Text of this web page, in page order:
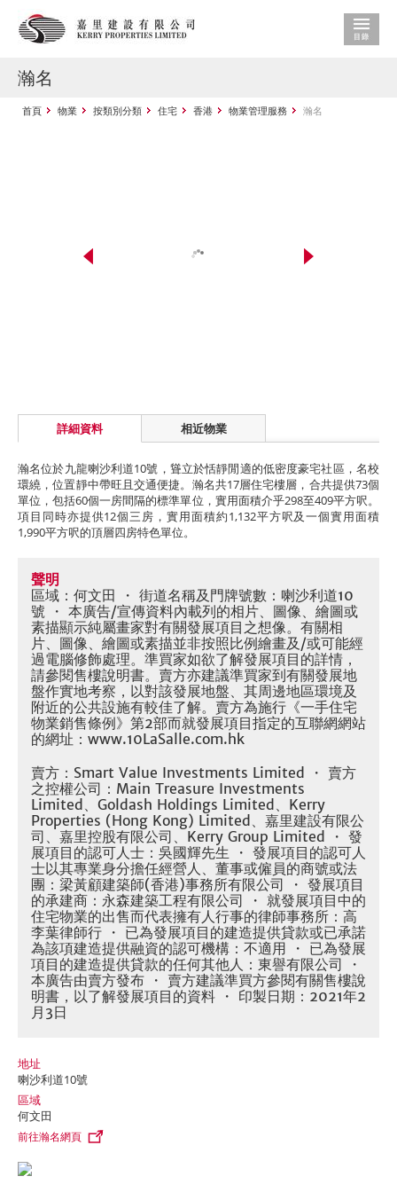
瀚名
首頁 物業 按類別分類 住宅 香港 物業管理服務 瀚名
詳細資料 相近物業
瀚名位於九龍喇沙利道10號，聳立於恬靜閒適的低密度豪宅社區，名校
環繞，位置靜中帶旺且交通便捷。瀚名共17層住宅樓層，合共提供73個
單位，包括60個一房間隔的標準單位，實用面積介乎298至409平方呎。
項目同時亦提供12個三房，實用面積約1,132平方呎及一個實用面積
1,990平方呎的頂層四房特色單位。
聲明
區域：何文田 ・ 街道名稱及門牌號數：喇沙利道10
號 ・ 本廣告/宣傳資料內載列的相片、圖像、繪圖或
素描顯示純屬畫家對有關發展項目之想像。有關相
片、圖像、繪圖或素描並非按照比例繪畫及/或可能經
過電腦修飾處理。準買家如欲了解發展項目的詳情，
請參閱售樓說明書。賣方亦建議準買家到有關發展地
盤作實地考察，以對該發展地盤、其周邊地區環境及
附近的公共設施有較佳了解。賣方為施行《一手住宅
物業銷售條例》第2部而就發展項目指定的互聯網網站
的網址：www.10LaSalle.com.hk
賣方：Smart Value Investments Limited ・ 賣方
之控權公司：Main Treasure Investments
Limited、Goldash Holdings Limited、Kerry
Properties (Hong Kong) Limited、嘉里建設有限公
司、嘉里控股有限公司、Kerry Group Limited ・ 發
展項目的認可人士：吳國輝先生 ・ 發展項目的認可人
士以其專業身分擔任經營人、董事或僱員的商號或法
團：梁黃顧建築師(香港)事務所有限公司 ・ 發展項目
的承建商：永森建築工程有限公司 ・ 就發展項目中的
住宅物業的出售而代表擁有人行事的律師事務所：高
李葉律師行 ・ 已為發展項目的建造提供貸款或已承諾
為該項建造提供融資的認可機構：不適用 ・ 已為發展
項目的建造提供貸款的任何其他人：東譽有限公司 ・
本廣告由賣方發布 ・ 賣方建議準買方參閱有關售樓說
明書，以了解發展項目的資料 ・ 印製日期：2021年2
月3日
地址
喇沙利道10號
區域
何文田
前往瀚名網頁